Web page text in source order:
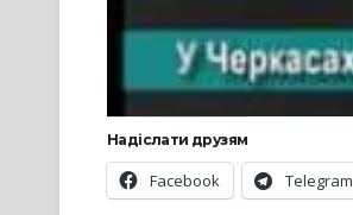
Надіслати друзям
Facebook Telegram